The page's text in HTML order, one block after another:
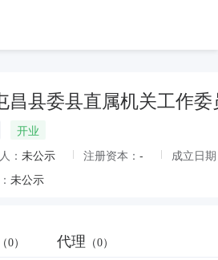
昌县委县直属机关工作委
开业
： 未公示 注册资本： -
成立日
未公示
（0） 代理 （0）